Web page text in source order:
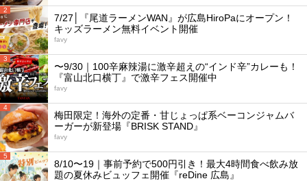
2
7/27│『尾道ラーメンWAN』が広島HiroPaにオープン！
キッズラーメン無料イベント開催
favy
3
〜9/30｜100辛麻辣湯に激辛超えの“インド辛”カレーも！
『富山北口横丁』で激辛フェス開催中
favy
4
梅田限定！海外の定番・甘じょっぱ系ベーコンジャムバ
ーガーが新登場『BRISK STAND』
favy
5
8/10〜19｜事前予約で500円引き！最大4時間食べ飲み放
題の夏休みビュッフェ開催『reDine 広島』